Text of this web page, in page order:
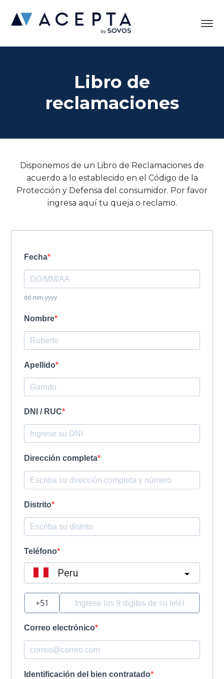
Libro de
reclamaciones
Disponemos de un Libro de Reclamaciones de
acuerdo a lo establecido en el Código de la
Protección y Defensa del consumidor. Por favor
ingresa aquí tu queja o reclamo.
Fecha
dd-mm-yyyy
Nombre
Apellido
DNI / RUC
Dirección completa
Distrito
Teléfono
Peru
Correo electrónico
Identificación del bien contratado